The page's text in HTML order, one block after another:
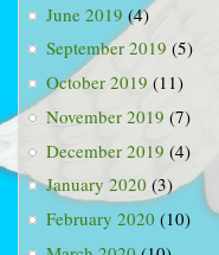
June 2019 (4)
September 2019 (5)
October 2019 (11)
November 2019 (7)
December 2019 (4)
January 2020 (3)
February 2020 (10)